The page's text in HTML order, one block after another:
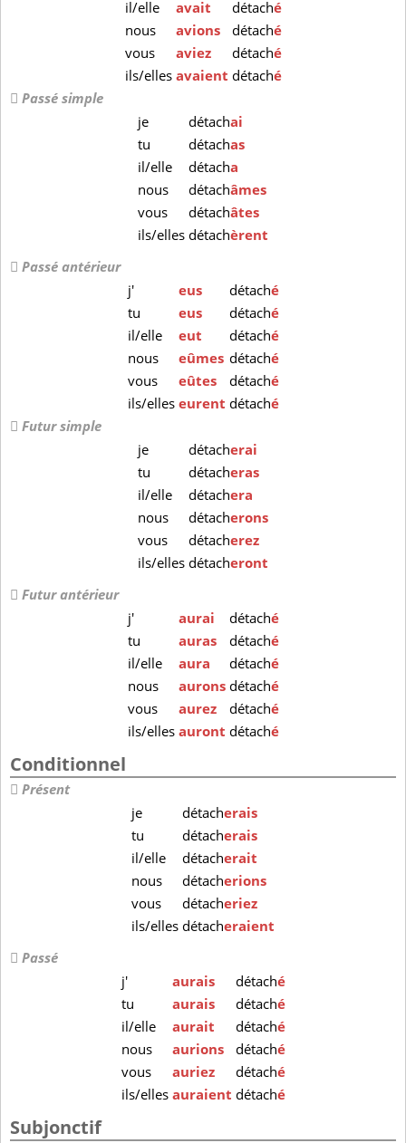
il/elle
avait détaché
nous
avions détaché
vous
aviez détaché
ils/elles avaient détaché
Passé simple
je
détachai
tu
détachas
il/elle
détacha
nous
détachâmes
vous
détachâtes
ils/ellesdétachèrent
Passé antérieur
j'
eus détaché
tu
eus détaché
il/elle
eut détaché
nous
eûmes détaché
vous
eûtes détaché
ils/elles eurent détaché
Futur simple
je
détacherai
tu
détacheras
il/elle
détachera
nous
détacherons
vous
détacherez
ils/ellesdétacheront
Futur antérieur
j'
aurai détaché
tu
auras détaché
il/elle
aura détaché
nous
aurons détaché
vous
aurez détaché
ils/elles auront détaché
Conditionnel
Présent
je
détacherais
tu
détacherais
il/elle
détacherait
nous
détacherions
vous
détacheriez
ils/ellesdétacheraient
Passé
j'
aurais détaché
tu
aurais détaché
il/elle
aurait détaché
nous
aurions détaché
vous
auriez détaché
ils/elles auraient détaché
Subjonctif